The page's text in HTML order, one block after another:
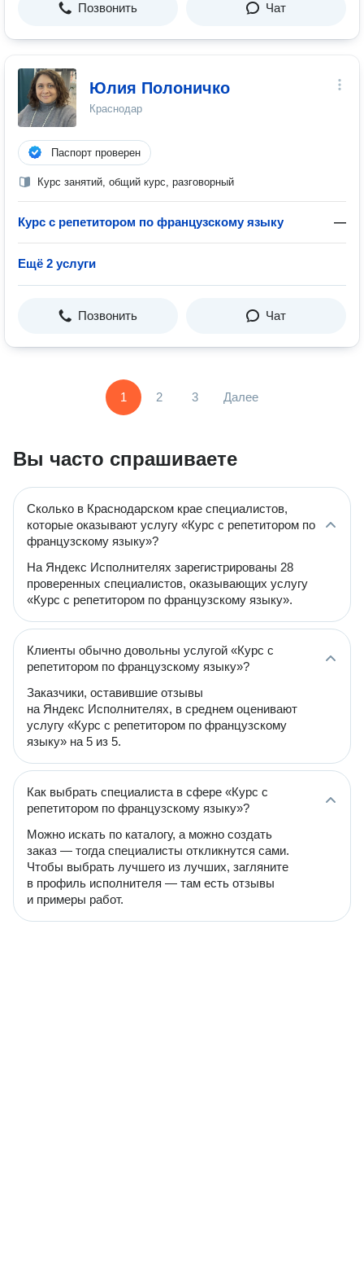
Позвонить Чат
Юлия Полоничко
Краснодар
Паспорт проверен
Курс занятий, общий курс, разговорный
Курс с репетитором по французскому языку —
Ещё 2 услуги
Позвонить Чат
1 2 3 Далее
Вы часто спрашиваете
Сколько в Краснодарском крае специалистов,
которые оказывают услугу «Курс с репетитором по
французскому языку»?
На Яндекс Исполнителях зарегистрированы 28
проверенных специалистов, оказывающих услугу
«Курс с репетитором по французскому языку».
Клиенты обычно довольны услугой «Курс с
репетитором по французскому языку»?
Заказчики, оставившие отзывы
на Яндекс Исполнителях, в среднем оценивают
услугу «Курс с репетитором по французскому
языку» на 5 из 5.
Как выбрать специалиста в сфере «Курс с
репетитором по французскому языку»?
Можно искать по каталогу, а можно создать
заказ — тогда специалисты откликнутся сами.
Чтобы выбрать лучшего из лучших, загляните
в профиль исполнителя — там есть отзывы
и примеры работ.